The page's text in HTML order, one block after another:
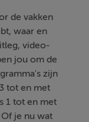
de vakken
waar en
video-
jou om de
zijn
tot en met
1 tot en met
je nu wat